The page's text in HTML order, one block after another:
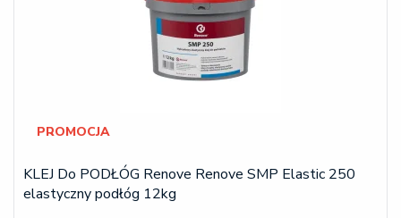
PROMOCJA
KLEJ Do PODŁÓG Renove Renove SMP Elastic 250
elastyczny podłóg 12kg